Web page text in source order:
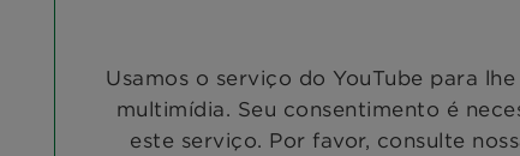
Usamos o serviço do YouTube para
multimídia. Seu consentimento é
este serviço. Por favor, consulte